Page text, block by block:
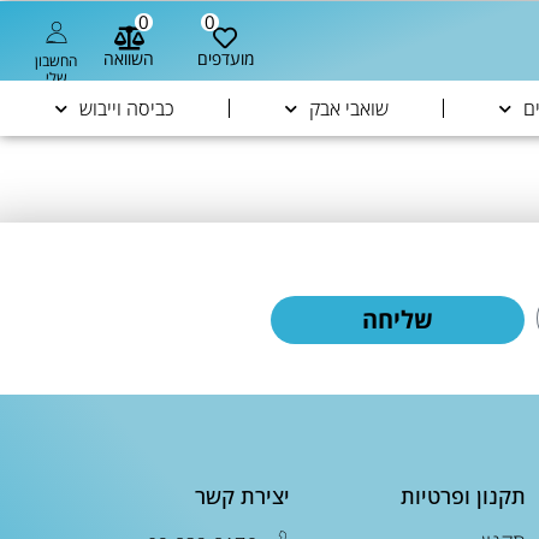
מועדפים
0
השוואה
0
החשבון
שלי
שואבי אבק כביסה וייבוש
שליחה
תקנון ופרטיות
יצירת קשר